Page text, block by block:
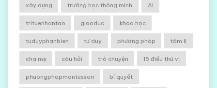
xây dựng trường học thông minh AI
trituenhantao giaoduc khoa học
tuduyphanbien tư duy phương pháp tâm lí
cha mẹ câu hỏi trò chuyện 15 điều thú vị
phuongphapmontessori bí quyết